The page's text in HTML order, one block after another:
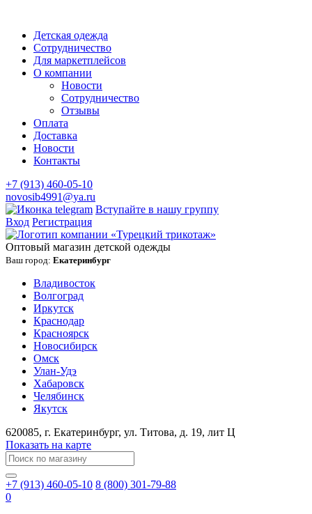
Детская одежда
Сотрудничество
Для маркетплейсов
О компании
Новости
Сотрудничество
Отзывы
Оплата
Доставка
Новости
Контакты
+7 (913) 460-05-10
novosib4991@ya.ru
Вступайте в нашу группу
Вход Регистрация
Оптовый магазин детской одежды
Ваш город: Екатеринбург
Владивосток
Волгоград
Иркутск
Краснодар
Красноярск
Новосибирск
Омск
Улан-Удэ
Хабаровск
Челябинск
Якутск
620085, г. Екатеринбург, ул. ​Титова, д. 19, лит Ц
Показать на карте
+7 (913) 460-05-10 8 (800) 301-79-88
0